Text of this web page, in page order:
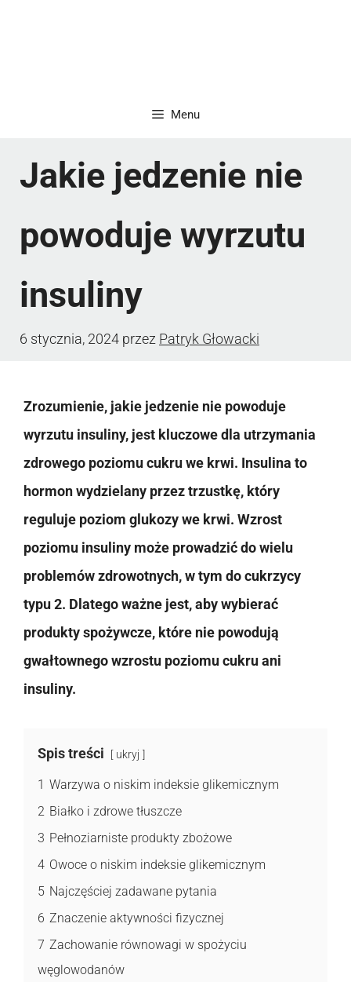
Menu
Jakie jedzenie nie
powoduje wyrzutu
insuliny
6 stycznia, 2024 przez Patryk Głowacki
Zrozumienie, jakie jedzenie nie powoduje
wyrzutu insuliny, jest kluczowe dla utrzymania
zdrowego poziomu cukru we krwi. Insulina to
hormon wydzielany przez trzustkę, który
reguluje poziom glukozy we krwi. Wzrost
poziomu insuliny może prowadzić do wielu
problemów zdrowotnych, w tym do cukrzycy
typu 2. Dlatego ważne jest, aby wybierać
produkty spożywcze, które nie powodują
gwałtownego wzrostu poziomu cukru ani
insuliny.
Spis treści ukryj
1 Warzywa o niskim indeksie glikemicznym
2 Białko i zdrowe tłuszcze
3 Pełnoziarniste produkty zbożowe
4 Owoce o niskim indeksie glikemicznym
5 Najczęściej zadawane pytania
6 Znaczenie aktywności fizycznej
7 Zachowanie równowagi w spożyciu
węglowodanów